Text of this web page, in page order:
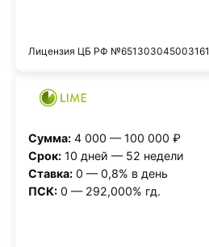
Лицензия ЦБ РФ №651303045003161
Сумма:4 000 — 100 000 ₽
Срок:10 дней — 52 недели
Ставка:0 — 0,8% в день
ПСК:0 — 292,000% гд.